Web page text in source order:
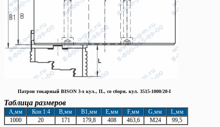
Патрон токарный BISON 3-х кул., П., со сборн. кул. 3515-1000/20-I
Таблица размеров
A,мм Кон 1:4 B,мм B1,мм E,мм F,мм G,мм
L,мм
1000
20 171 179,8 408 463,6 М24 99,5